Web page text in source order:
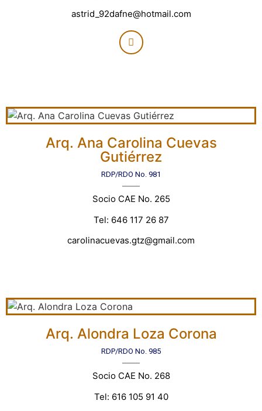
astrid_92dafne@hotmail.com
Arq. Ana Carolina Cuevas
Gutiérrez
RDP/RDO No. 981
Socio CAE No. 265
Tel: 646 117 26 87
carolinacuevas.gtz@gmail.com
Arq. Alondra Loza Corona
RDP/RDO No. 985
Socio CAE No. 268
Tel: 616 105 91 40